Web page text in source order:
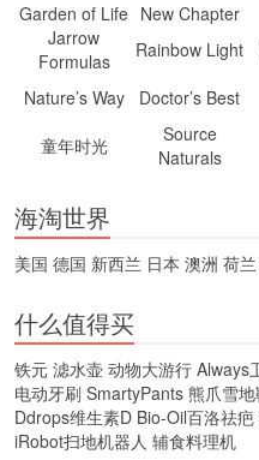
Garden of Life New Chapter
Jarrow
Formulas
Rainbow Light
Nature’s Way
Doctor’s Best
童年时光
Source
Naturals
海淘世界
美国 德国 新西兰 日本 澳洲 荷兰
什么值得买
铁元 滤水壶 动物大游行 Always
电动牙刷 SmartyPants 熊爪雪
Ddrops维生素D Bio-Oil百洛祛疤
iRobot扫地机器人 辅食料理机